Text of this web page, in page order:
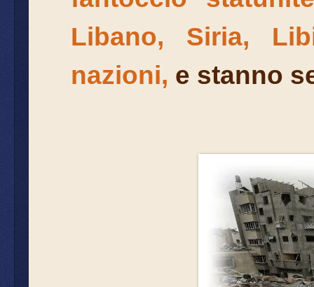
Libano, Siria,
nazioni, e stanno